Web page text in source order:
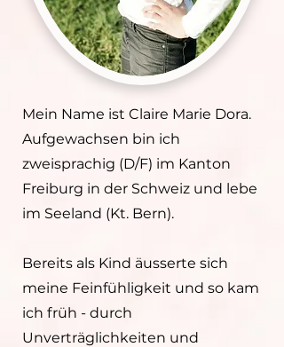
Mein Name ist Claire Marie Dora.
Aufgewachsen bin ich
zweisprachig (D/F) im Kanton
Freiburg in der Schweiz und lebe
im Seeland (Kt. Bern).
Bereits als Kind äusserte sich
meine Feinfühligkeit und so kam
ich früh - durch
Unverträglichkeiten und